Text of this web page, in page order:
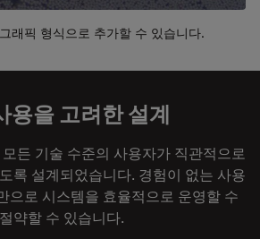
래픽 형식으로 추가할 수 있습니다.
용을 고려한 설계
든 기술 수준의 사용자가 직관적으로
록 설계되었습니다. 경험이 없는 사용
으로 시스템을 효율적으로 운영할 수
약할 수 있습니다.